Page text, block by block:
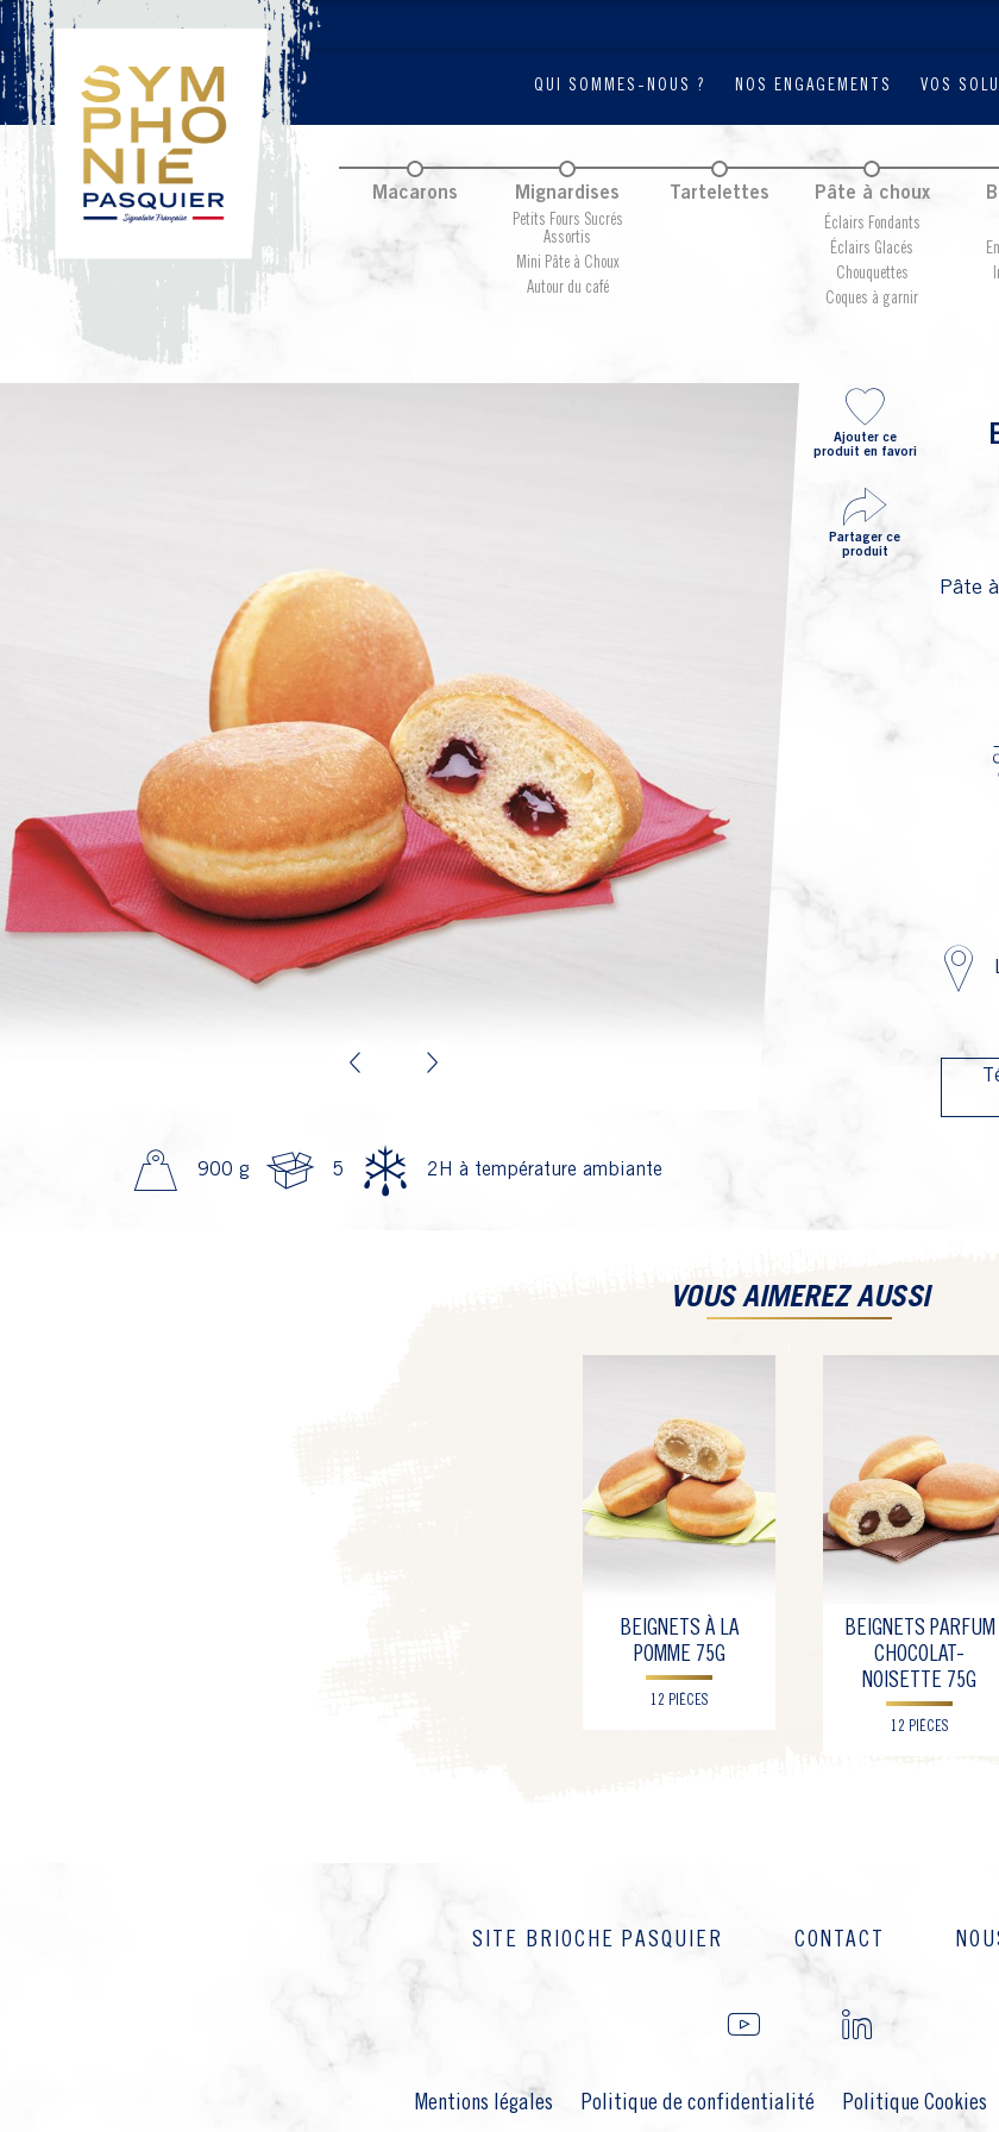
QUI SOMMES-NOUS ? NOS ENGAGEMENTS VOS
Macarons Mignardises
Petits Fours Sucrés
Assortis
Mini Pâte à Choux
Autour du café
Tartelettes Pâte à choux
Éclairs Fondants
Éclairs Glacés
Chouquettes
Coques à garnir
900 g 5 2H à température ambiante
Pâte
Ajouter ce
produit en favori
Partager ce
produit
VOUS AIMEREZ AUSSI
BEIGNETS À LA
POMME 75G
12 PIÈCES
BEIGNETS PARFUM
CHOCOLAT-
NOISETTE 75G
12 PIÈCES
SITE BRIOCHE PASQUIER CONTACT
Mentions légales Politique de confidentialité Politique Cookies